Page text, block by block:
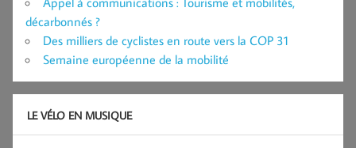
décarbonnés ?
Des milliers de cyclistes en route vers la COP 31
Semaine européenne de la mobilité
LE VÉLO EN MUSIQUE